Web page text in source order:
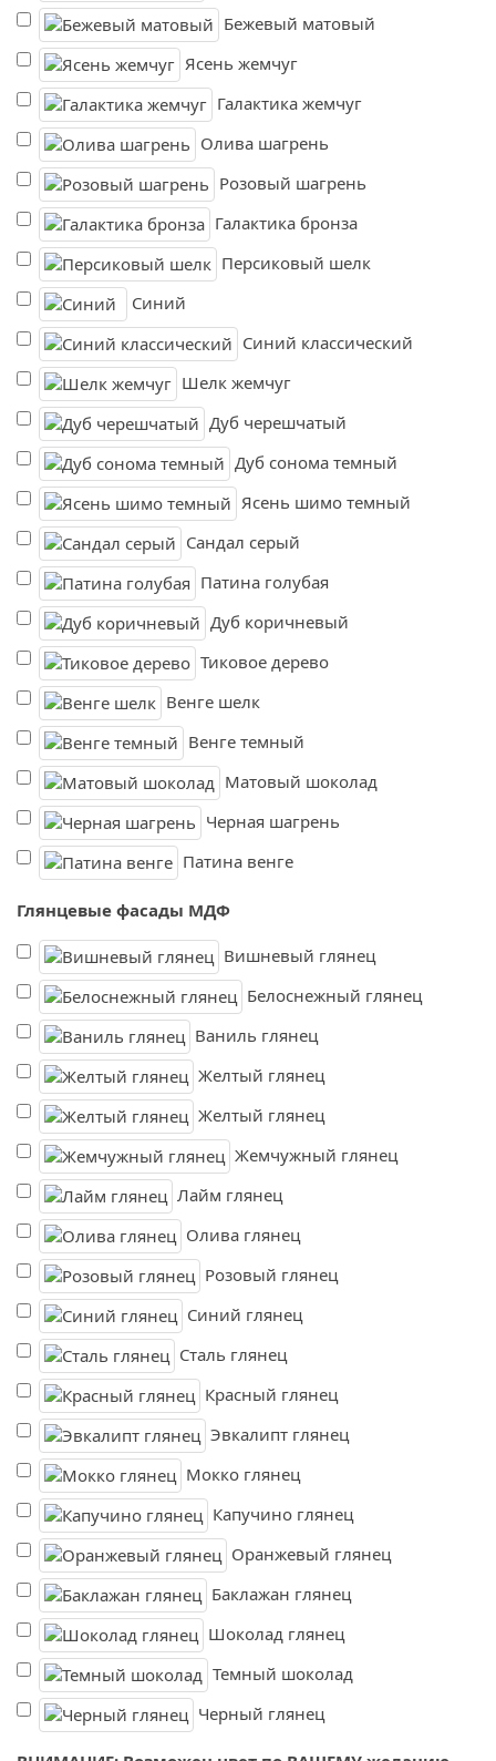
Бежевый матовый
Ясень жемчуг
Галактика жемчуг
Олива шагрень
Розовый шагрень
Галактика бронза
Персиковый шелк
Синий
Синий классический
Шелк жемчуг
Дуб черешчатый
Дуб сонома темный
Ясень шимо темный
Сандал серый
Патина голубая
Дуб коричневый
Тиковое дерево
Венге шелк
Венге темный
Матовый шоколад
Черная шагрень
Патина венге
Глянцевые фасады МДФ
Вишневый глянец
Белоснежный глянец
Ваниль глянец
Желтый глянец
Желтый глянец
Жемчужный глянец
Лайм глянец
Олива глянец
Розовый глянец
Синий глянец
Сталь глянец
Красный глянец
Эвкалипт глянец
Мокко глянец
Капучино глянец
Оранжевый глянец
Баклажан глянец
Шоколад глянец
Темный шоколад
Черный глянец